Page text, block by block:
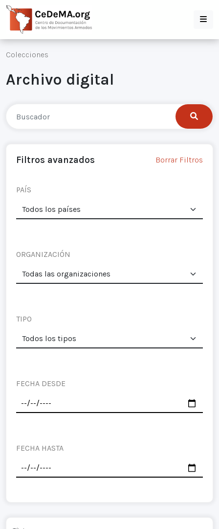
Colecciones
Archivo digital
Filtros avanzados Borrar Filtros
PAÍS
ORGANIZACIÓN
TIPO
FECHA DESDE
FECHA HASTA